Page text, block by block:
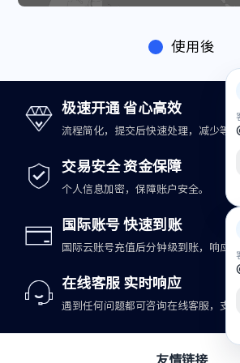
使用後
极速开通 省心高效
流程简化，提交后快速处理，减少等
交易安全 资金保障
个人信息加密，保障账户安全。
国际账号 快速到账
国际云账号充值后分钟级到账，响应更
在线客服 实时响应
遇到任何问题都可咨询在线客服，支持
友情链接